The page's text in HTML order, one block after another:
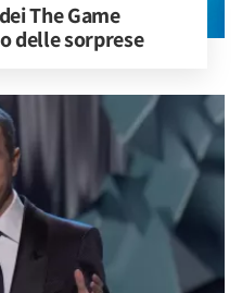
The Game
delle sorprese